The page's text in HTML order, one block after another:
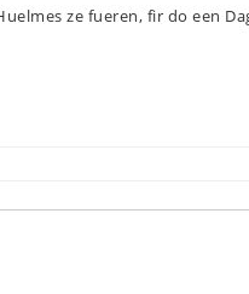
ze fueren, fir do een